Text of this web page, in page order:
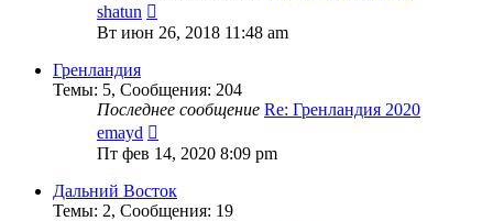
shatun
к
последнему
Вт июн 26, 2018 11:48 am
Гренландия
Темы: 5, Сообщения: 204
Последнее сообщение Re: Гренландия 2020
emayd
к
последнему
сообщению
Пт фев 14, 2020 8:09 pm
Дальний Восток
Темы: 2, Сообщения: 19